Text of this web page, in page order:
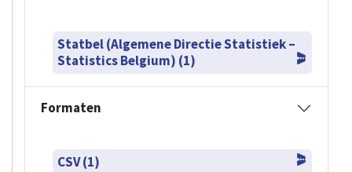
Statbel (Algemene Directie Statistiek –
Statistics Belgium) (1)
Formaten
CSV (1)